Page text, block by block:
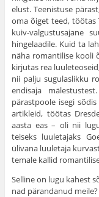
elust. Teenistuse
oma õiget teed, töötas
kuiv-valgustusajane
hingelaadile. Kuid ta
näha romantilise kooli
kirjutas rea
nii palju sugulaslikku
endisaja
pärastpoole isegi
artikleid, töötas
aasta eas – oli nii
teiseks luuletajaks
ülivana luuletaja
temale kallid
Selline on lugu kahest
nad pärandanud meile?